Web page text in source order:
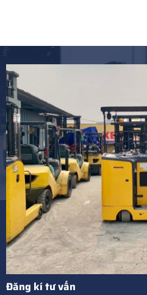
Đăng kí tư vấn